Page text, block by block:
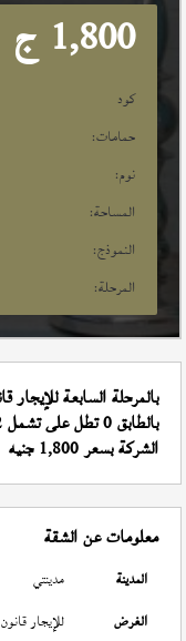
1,800 ج
كود
حمامات:
نوم:
المساحة:
النموذج:
المرحلة:
بالمرحلة السابعة للإيجار
بالطابق 0 تطل على تشمل 2 نوم 1 حمام 0 بلكونة النموذج (
الشركة بسعر 1,800 جنيه
معلومات عن الشقة
المدينة مدينتي
الغرض
للإيجار